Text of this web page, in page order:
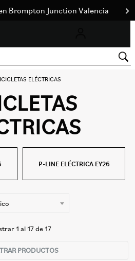
Brompton Junction Valencia
ELÉCTRICAS
P-LINE ELÉCTRICA EY26
1 al17de17
PRODUCTOS